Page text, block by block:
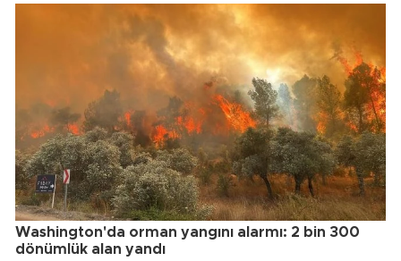
Washington'da orman yangını alarmı: 2 bin 300
dönümlük alan yandı